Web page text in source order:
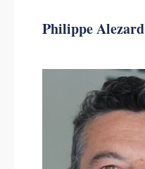
Philippe Alezard